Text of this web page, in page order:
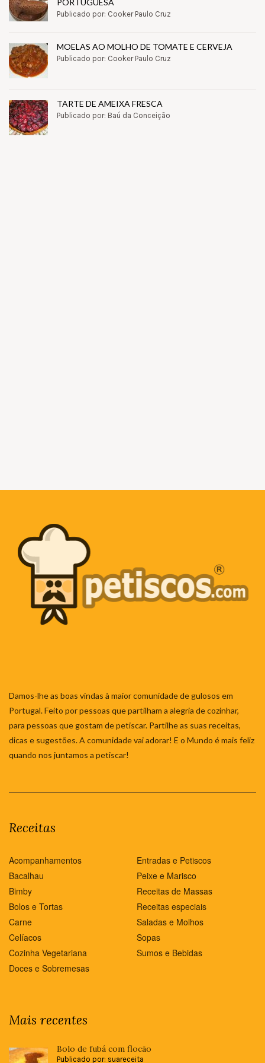
PORTUGUESA
Publicado por: Cooker Paulo Cruz
MOELAS AO MOLHO DE TOMATE E CERVEJA
Publicado por: Cooker Paulo Cruz
TARTE DE AMEIXA FRESCA
Publicado por: Baú da Conceição
Damos-lhe as boas vindas à maior comunidade de gulosos em
Portugal. Feito por pessoas que partilham a alegria de cozinhar,
para pessoas que gostam de petiscar. Partilhe as suas receitas,
dicas e sugestões. A comunidade vai adorar! E o Mundo é mais feliz
quando nos juntamos a petiscar!
Receitas
Acompanhamentos
Bacalhau
Bimby
Bolos e Tortas
Carne
Celíacos
Cozinha Vegetariana
Doces e Sobremesas
Entradas e Petiscos
Peixe e Marisco
Receitas de Massas
Receitas especiais
Saladas e Molhos
Sopas
Sumos e Bebidas
Mais recentes
Bolo de fubá com flocão
Publicado por: suareceita